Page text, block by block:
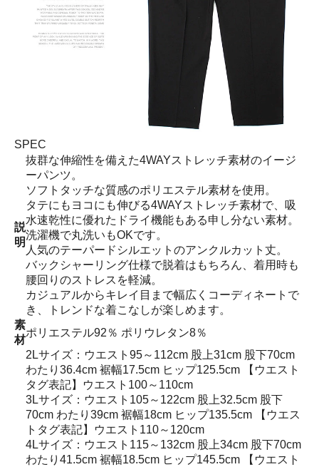
SPEC
説
明
抜群な伸縮性を備えた4WAYストレッチ素材のイージ
ーパンツ。
ソフトタッチな質感のポリエステル素材を使用。
タテにもヨコにも伸びる4WAYストレッチ素材で、吸
水速乾性に優れたドライ機能もある申し分ない素材。
洗濯機で丸洗いもOKです。
人気のテーパードシルエットのアンクルカット丈。
バックシャーリング仕様で脱着はもちろん、着用時も
腰回りのストレスを軽減。
カジュアルからキレイ目まで幅広くコーディネートで
き、トレンドな着こなしが楽しめます。
素
材
ポリエステル92％ ポリウレタン8％
2Lサイズ：ウエスト95～112cm 股上31cm 股下70cm
わたり36.4cm 裾幅17.5cm ヒップ125.5cm 【ウエスト
タグ表記】ウエスト100～110cm
3Lサイズ：ウエスト105～122cm 股上32.5cm 股下
70cm わたり39cm 裾幅18cm ヒップ135.5cm 【ウエス
トタグ表記】ウエスト110～120cm
4Lサイズ：ウエスト115～132cm 股上34cm 股下70cm
わたり41.5cm 裾幅18.5cm ヒップ145.5cm 【ウエスト